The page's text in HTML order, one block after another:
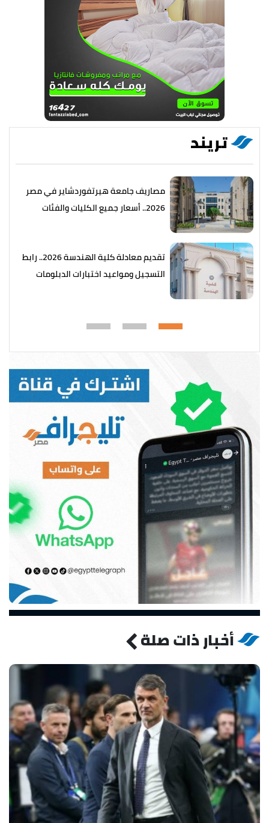
تريند
مصاريف جامعة هيرتفوردشاير في مصر
2026.. أسعار جميع الكليات والفئات
تقديم معادلة كلية الهندسة 2026.. رابط
التسجيل ومواعيد اختبارات الدبلومات
أخبار ذات صلة